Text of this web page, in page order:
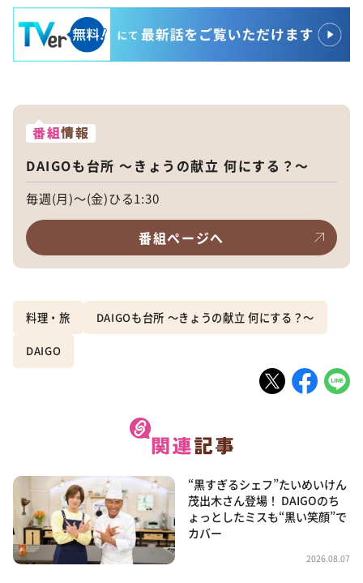
番組情報
DAIGOも台所 ～きょうの献立 何にする？～
毎週(月)～(金)ひる1:30
番組ページへ
料理・旅 DAIGOも台所 ～きょうの献立 何にする？～
DAIGO
“黒すぎるシェフ”たいめいけん
茂出木さん登場！ DAIGOのち
ょっとしたミスも“黒い笑顔”で
カバー
2026.08.07